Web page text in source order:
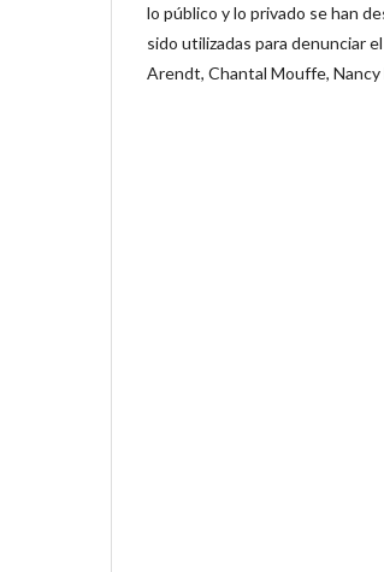
lo público y lo privado se han
sido utilizadas para denunciar
Arendt, Chantal Mouffe,